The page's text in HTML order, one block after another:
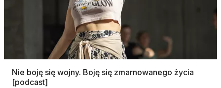
Nie boję się wojny. Boję się zmarnowanego życia
[podcast]